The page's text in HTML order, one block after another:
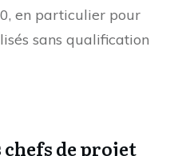
en particulier pour
sans qualification